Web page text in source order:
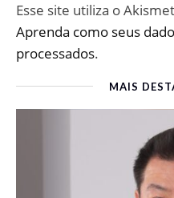
Esse site utiliza o
Aprenda como seus
processados.
MAIS